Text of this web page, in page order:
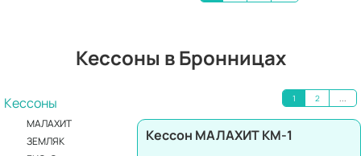
Кессоны в Бронницах
Кессоны
МАЛАХИТ
ЗЕМЛЯК
1 2
Кессон МАЛАХИТ КМ-1